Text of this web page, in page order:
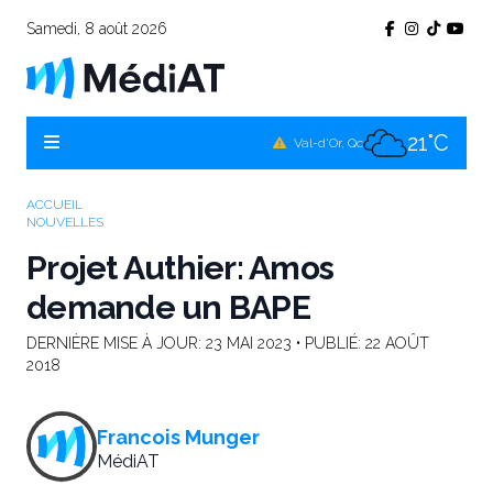
Samedi, 8 août 2026
Val-d'Or, Qc 21°C
ACCUEIL
NOUVELLES
Projet Authier: Amos
demande un BAPE
DERNIÈRE MISE À JOUR: 23 MAI 2023 • PUBLIÉ: 22 AOÛT
2018
Francois Munger
MédiAT